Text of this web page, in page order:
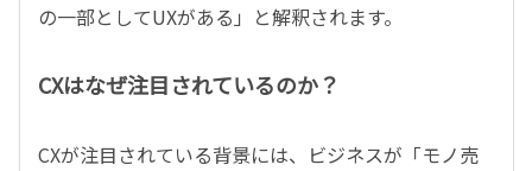
の一部としてUXがある」と解釈されます。
CXはなぜ注目されているのか？
CXが注目されている背景には、ビジネスが「モノ売